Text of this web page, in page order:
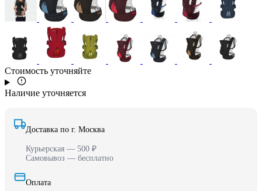
Стоимость уточняйте
Наличие уточняется
Доставка по г. Москва
Курьерская — 500 ₽
Самовывоз — бесплатно
Оплата